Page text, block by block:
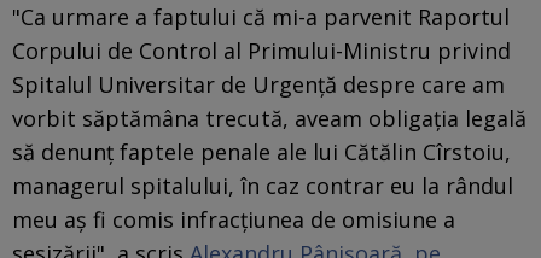
"Ca urmare a faptului că mi-a parvenit Raportul
Corpului de Control al Primului-Ministru privind
Spitalul Universitar de Urgență despre care am
vorbit săptămâna trecută, aveam obligația legală
să denunț faptele penale ale lui Cătălin Cîrstoiu,
managerul spitalului, în caz contrar eu la rândul
meu aș fi comis infracțiunea de omisiune a